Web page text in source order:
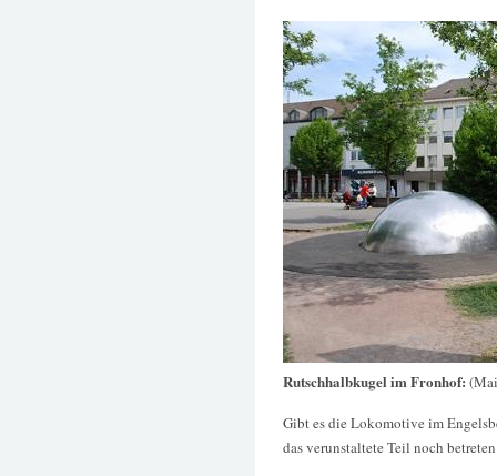
Rutschhalbkugel im Fronhof:
Gibt es die Lokomotive im
das verunstaltete Teil noch